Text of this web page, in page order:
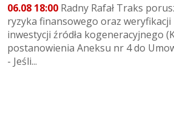
06.08 18:00 Radny Rafał Traks
ryzyka finansowego oraz
inwestycji źródła kogeneracyjnego
postanowienia Aneksu nr 4 do
- Jeśli...